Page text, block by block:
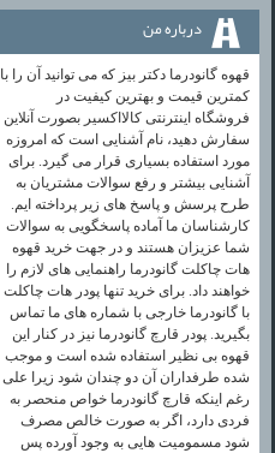
درباره من
قهوه گانودرما دکتر بیز که می توانید آن را با
کمترین قیمت و بهترین کیفیت در
فروشگاه اینترنتی کالااکسیر بصورت آنلاین
سفارش دهید، نام آشنایی است که امروزه
مورد استفاده بسیاری قرار می گیرد. برای
آشنایی بیشتر و رفع سوالات مشتریان به
طرح پرسش و پاسخ های زیر پرداخته ایم.
کارشناسان ما آماده پاسخگویی به سوالات
شما عزیزان هستند و در جهت خرید قهوه
هات چاکلت گانودرما راهنمایی های لازم را
خواهند داد. برای خرید تنها پودر هات چاکلت
با گانودرما خارجی با شماره های ما تماس
بگیرید. پودر قارچ گانودرما نیز در کنار این
قهوه بی نظیر استفاده شده است و موجب
شده طرفداران آن دو چندان شود زیرا علی
رغم اینکه قارچ گانودرما خواص منحصر به
فردی دارد، اگر به صورت خالص مصرف
شود مسمومیت هایی به وجود آورده پس